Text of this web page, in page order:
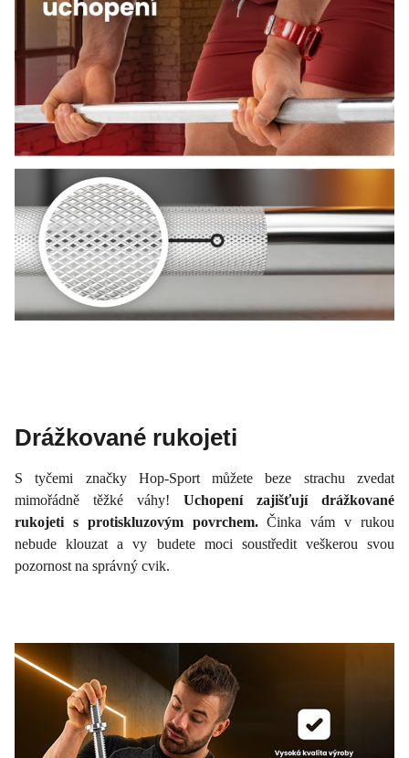
Drážkované rukojeti
S tyčemi značky Hop-Sport můžete beze strachu zvedat
mimořádně těžké váhy! Uchopení zajišťují drážkované
rukojeti s protiskluzovým povrchem.Činka vám v rukou
nebude klouzat a vy budete moci soustředit veškerou svou
pozornost na správný cvik.